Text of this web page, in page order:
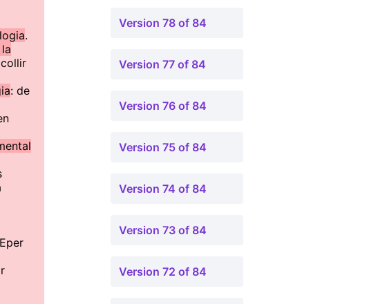
.
: de
Eper
Version 78 of 84
Version 77 of 84
Version 76 of 84
Version 75 of 84
Version 74 of 84
Version 73 of 84
Version 72 of 84